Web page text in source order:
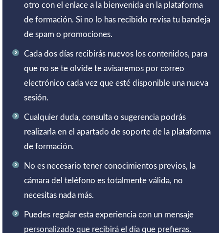
otro con el enlace a la bienvenida en la plataforma
de formación. Si no lo has recibido revisa tu bandeja
de spam o promociones.
Cada dos días recibirás nuevos los contenidos, para
que no se te olvide te avisaremos por correo
electrónico cada vez que esté disponible una nueva
sesión.
Cualquier duda, consulta o sugerencia podrás
realizarla en el apartado de soporte de la plataforma
de formación.
No es necesario tener conocimientos previos, la
cámara del teléfono es totalmente válida, no
necesitas nada más.
Puedes regalar esta experiencia con un mensaje
personalizado que recibirá el día que prefieras.